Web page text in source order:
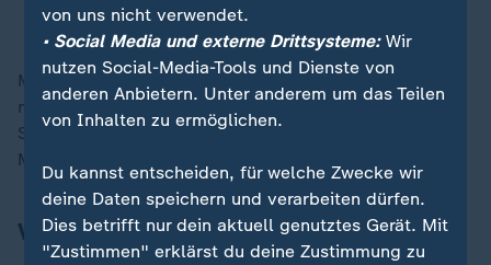
Sprecher des Europaparks
Mit rund 5.000 Mitarbeitern ist der Europa-Park
nördlich von Freiburg vergleichbar mit einer kleinen
Stadt. Am 12. Juli wird der Park des
Mutterunternehmens Mack Rides 50 Jahre alt.
Virtual Reality und Hollywood-Dramatik
von uns nicht verwendet.
• Social Media und externe Drittsysteme:Wir
nutzen Social-Media-Tools und Dienste von
anderen Anbietern. Unter anderem um das Teilen
von Inhalten zu ermöglichen.
Du kannst entscheiden, für welche Zwecke wir
deine Daten speichern und verarbeiten dürfen.
Dies betrifft nur dein aktuell genutztes Gerät. Mit
"Zustimmen" erklärst du deine Zustimmung zu